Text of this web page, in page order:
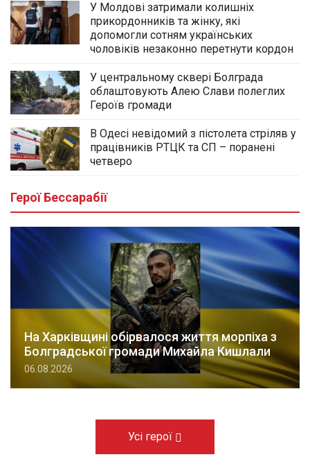
У Молдові затримали колишніх
прикордонників та жінку, які
допомогли сотням українських
чоловіків незаконно перетнути кордон
У центральному сквері Болграда
облаштовують Алею Слави полеглих
Героїв громади
В Одесі невідомий з пістолета стріляв у
працівників РТЦК та СП – поранені
четверо
Герої Бессарабії
На Харківщині обірвалося життя морпіха з
Болградської громади Михайла Кишлали
06.08.2026
Усі герої